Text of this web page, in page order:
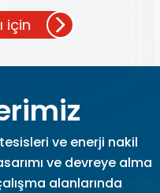
için
ve enerji nakil
ve devreye alma
alanlarında